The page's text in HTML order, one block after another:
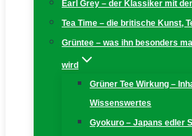
Earl Grey – der Klassiker mit
Tea Time – die britische Kunst,
Grüntee – was ihn besonders
wird
Grüner Tee Wirkung –
Wissenswertes
Gyokuro – Japans edler